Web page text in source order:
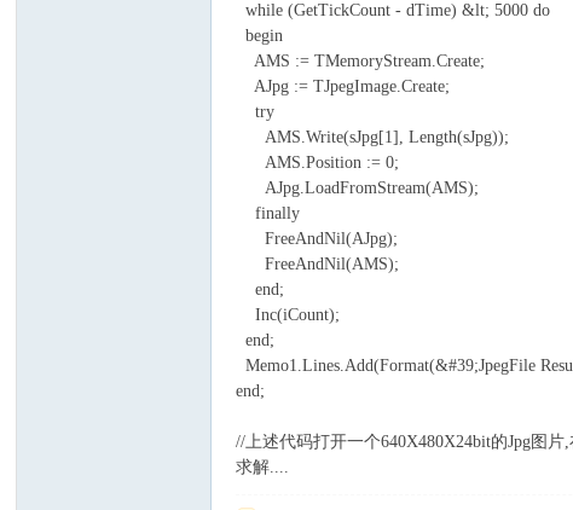
while (GetTickCount - dTime) &lt; 5000 do
begin
AMS := TMemoryStream.Create;
AJpg := TJpegImage.Create;
try
AMS.Write(sJpg[1], Length(sJpg));
AMS.Position := 0;
AJpg.LoadFromStream(AMS);
finally
FreeAndNil(AJpg);
FreeAndNil(AMS);
end;
Inc(iCount);
end;
Memo1.Lines.Add(Format(&#39;JpegFile
end;
//上述代码打开一个640X480X24bit的Jpg图片
求解....